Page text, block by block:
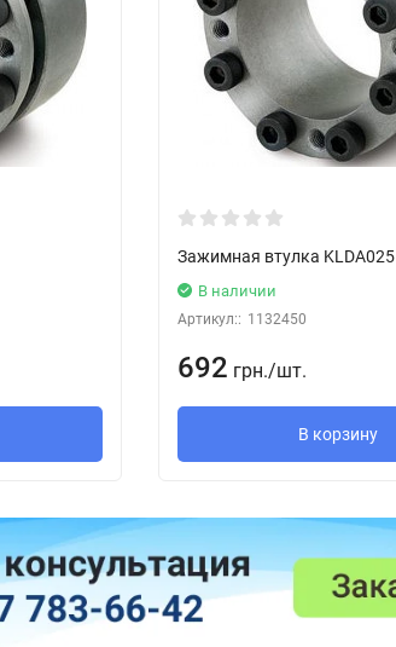
Зажимная втулка KLDA025
В наличии
Артикул:: 1132450
692 грн./шт.
В корзину